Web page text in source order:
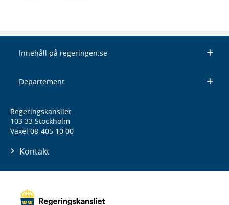
Innehåll på regeringen.se
Departement
Regeringskansliet
103 33 Stockholm
Växel 08-405 10 00
Kontakt